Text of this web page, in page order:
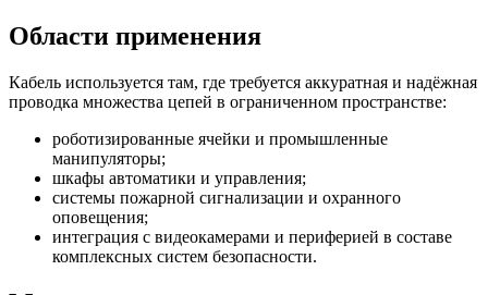
Области применения
Кабель используется там, где требуется аккуратная и надёжная
проводка множества цепей в ограниченном пространстве:
роботизированные ячейки и промышленные
манипуляторы;
шкафы автоматики и управления;
системы пожарной сигнализации и охранного
оповещения;
интеграция с видеокамерами и периферией в составе
комплексных систем безопасности.